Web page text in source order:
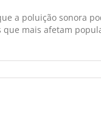
a poluição sonora
mais afetam